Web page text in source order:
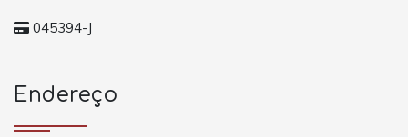
045394-J
Endereço